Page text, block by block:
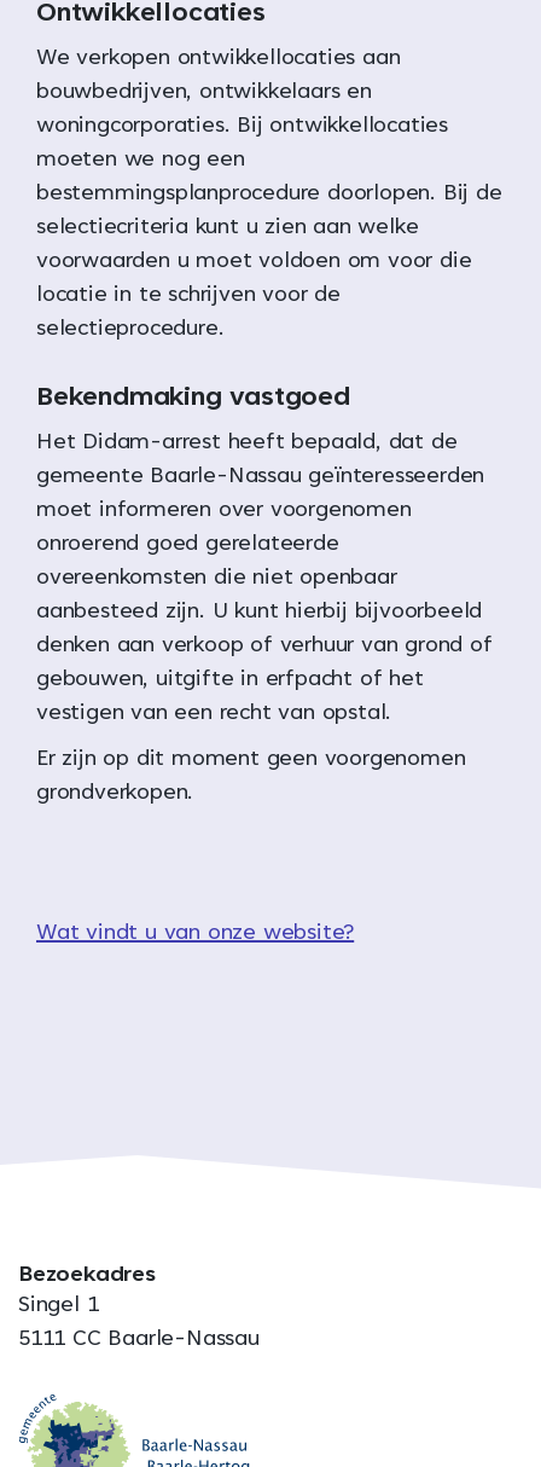
Ontwikkellocaties
We verkopen ontwikkellocaties aan
bouwbedrijven, ontwikkelaars en
woningcorporaties. Bij ontwikkellocaties
moeten we nog een
bestemmingsplanprocedure doorlopen. Bij de
selectiecriteria kunt u zien aan welke
voorwaarden u moet voldoen om voor die
locatie in te schrijven voor de
selectieprocedure.
Bekendmaking vastgoed
Het Didam-arrest heeft bepaald, dat de
gemeente Baarle-Nassau geïnteresseerden
moet informeren over voorgenomen
onroerend goed gerelateerde
overeenkomsten die niet openbaar
aanbesteed zijn. U kunt hierbij bijvoorbeeld
denken aan verkoop of verhuur van grond of
gebouwen, uitgifte in erfpacht of het
vestigen van een recht van opstal.
Er zijn op dit moment geen voorgenomen
grondverkopen.
Wat vindt u van onze website?
Bezoekadres
Singel 1
5111 CC Baarle-Nassau